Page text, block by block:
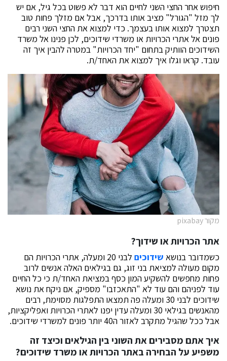
חיפוש אחר החצי השני לחיים הוא דבר לא פשוט בכל גיל, אם יש
לך מזל "הגורל" מציב אותו בדרכך, אבל אם מזלך פחות טוב
תצטרך למצוא אותו בעצמך. כדי למצוא את החצי השני רבים
פונים אל אתרי הכרויות או משרדי שידוכים, לכן פנינו אל משרד
השידוכים הוותיק בתחום "יחד הכרויות" במטרה להבין איך זה
עובד. קראו וגלו איך למצוא את האחד/ת.
מקור pixabay
אתר הכרויות או שידוך?
כשמדובר בנושא שידוכים
לבני 20 ומעלה, אתרי הכרויות הם
מקום מעולה למציאת בני זוג, גם בגילאים האלה אנשים לרוב
פחות מחפשים להשקיע המון כסף במציאת האחד/ת כי כל החיים
עוד לפניהם והם עוד לא "התאכזבו" מספיק, אם ניקח את נושא
שידוכים לבני 30 ומעלה פה תמצאו התפלגות מסוימת, רבים
מהאנשים בגילאי 30 ומעלה עדין יפנו לאתרי הכרויות ואפליקציות,
אבל ככל שהגיל מתקרב לאזור ה40 יותר פונים למשרדי שידוכים.
איך אתם מסבירים את השוני בין הגילאים וכיצד זה
משפיע על הבחירה באתר הכרויות או משרד שידוכים?